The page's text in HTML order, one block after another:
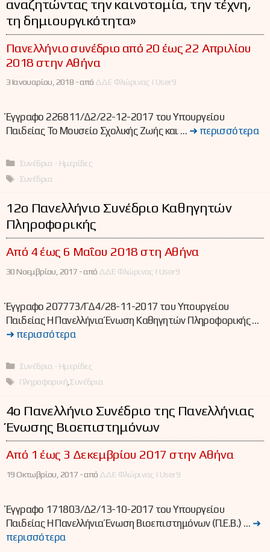
αναζητώντας την καινοτομία, την τέχνη,
τη δημιουργικότητα»
Πανελλήνιο συνέδριο από 20 έως 22 Απριλίου
2018 στην Αθήνα
3 Ιανουαρίου, 2018 -από ΔΔΕ Φλώρινας | User9
Έγγραφο 226811/Δ2/22-12-2017 του Υπουργείου
Παιδείας Το Μουσείο Σχολικής Ζωής και … ➜ περισσότερα
Κατηγορίες
Συνέδρια - Ημερίδες
Ετικέτες
Συνέδρια
12ο Πανελλήνιο Συνέδριο Καθηγητών
Πληροφορικής
Από 4 έως 6 Μαΐου 2018 στη Αθήνα
30 Νοεμβρίου, 2017 -από ΔΔΕ Φλώρινας | User9
Έγγραφο 207773/ΓΔ4/28-11-2017 του Υπουργείου
Παιδείας Η Πανελλήνια Ένωση Καθηγητών Πληροφορικής …
➜ περισσότερα
Κατηγορίες
Συνέδρια - Ημερίδες
Ετικέτες
Πληροφορική,Συνέδρια
4ο Πανελλήνιο Συνέδριο της Πανελλήνιας
Ένωσης Βιοεπιστημόνων
Από 1 έως 3 Δεκεμβρίου 2017 στην Αθήνα
19 Οκτωβρίου, 2017 -από ΔΔΕ Φλώρινας | User9
Έγγραφο 171803/Δ2/13-10-2017 του Υπουργείου
Παιδείας Η Πανελλήνια Ένωση Βιοεπιστημόνων (Π.Ε.Β.) … ➜
περισσότερα